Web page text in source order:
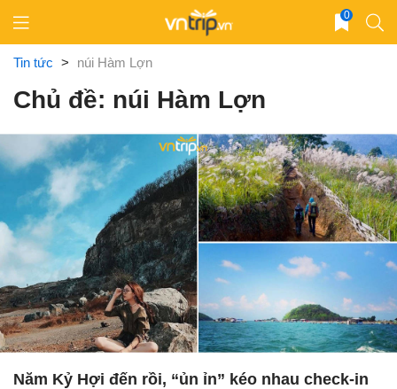
content
0
Tin tức > núi Hàm Lợn
Chủ đề: núi Hàm Lợn
Năm Kỷ Hợi đến rồi, “ủn ỉn” kéo nhau check-in